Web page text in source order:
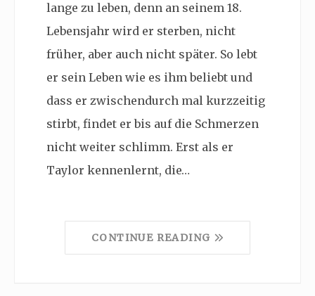
lange zu leben, denn an seinem 18.
Lebensjahr wird er sterben, nicht
früher, aber auch nicht später. So lebt
er sein Leben wie es ihm beliebt und
dass er zwischendurch mal kurzzeitig
stirbt, findet er bis auf die Schmerzen
nicht weiter schlimm. Erst als er
Taylor kennenlernt, die…
CONTINUE READING